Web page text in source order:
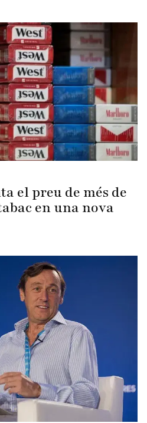
el preu de més de
en una nova